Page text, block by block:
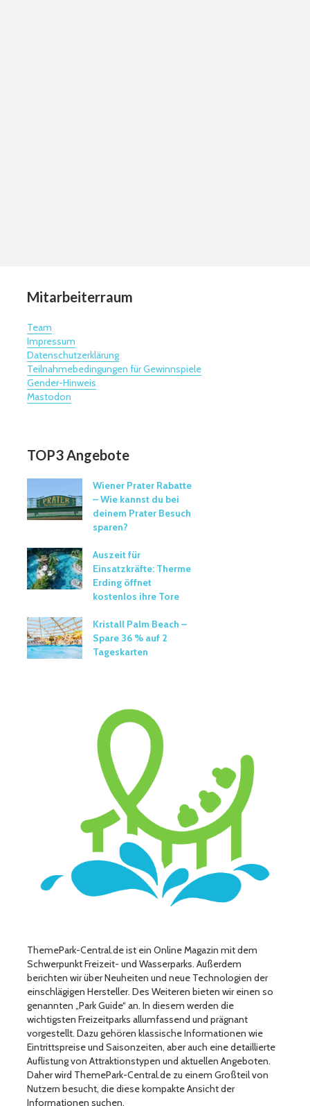
Mitarbeiterraum
Team
Impressum
Datenschutzerklärung
Teilnahmebedingungen für Gewinnspiele
Gender-Hinweis
Mastodon
TOP3 Angebote
Wiener Prater Rabatte
– Wie kannst du bei
deinem Prater Besuch
sparen?
Auszeit für
Einsatzkräfte: Therme
Erding öffnet
kostenlos ihre Tore
Kristall Palm Beach –
Spare 36 % auf 2
Tageskarten
ThemePark-Central.de ist ein Online Magazin mit dem
Schwerpunkt Freizeit- und Wasserparks. Außerdem
berichten wir über Neuheiten und neue Technologien der
einschlägigen Hersteller. Des Weiteren bieten wir einen so
genannten „Park Guide“ an. In diesem werden die
wichtigsten Freizeitparks allumfassend und prägnant
vorgestellt. Dazu gehören klassische Informationen wie
Eintrittspreise und Saisonzeiten, aber auch eine detaillierte
Auflistung von Attraktionstypen und aktuellen Angeboten.
Daher wird ThemePark-Central.de zu einem Großteil von
Nutzern besucht, die diese kompakte Ansicht der
Informationen suchen.